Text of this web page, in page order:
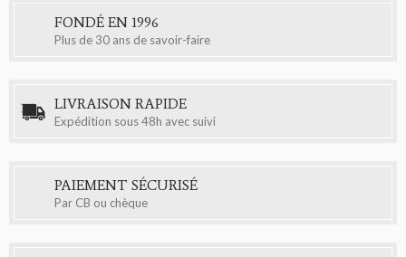
FONDÉ EN 1996
Plus de 30 ans de savoir-faire
LIVRAISON RAPIDE
Expédition sous 48h avec suivi
PAIEMENT SÉCURISÉ
Par CB ou chèque